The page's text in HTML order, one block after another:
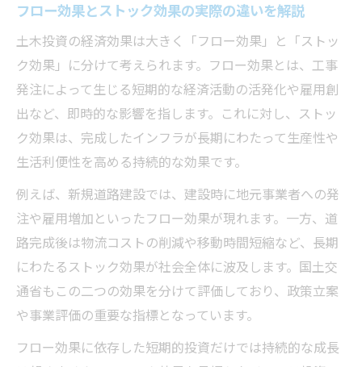
フロー効果とストック効果の実際の違いを解説
土木投資の経済効果は大きく「フロー効果」と「ストッ
ク効果」に分けて考えられます。フロー効果とは、工事
発注によって生じる短期的な経済活動の活発化や雇用創
出など、即時的な影響を指します。これに対し、ストッ
ク効果は、完成したインフラが長期にわたって生産性や
生活利便性を高める持続的な効果です。
例えば、新規道路建設では、建設時に地元事業者への発
注や雇用増加といったフロー効果が現れます。一方、道
路完成後は物流コストの削減や移動時間短縮など、長期
にわたるストック効果が社会全体に波及します。国土交
通省もこの二つの効果を分けて評価しており、政策立案
や事業評価の重要な指標となっています。
フロー効果に依存した短期的投資だけでは持続的な成長